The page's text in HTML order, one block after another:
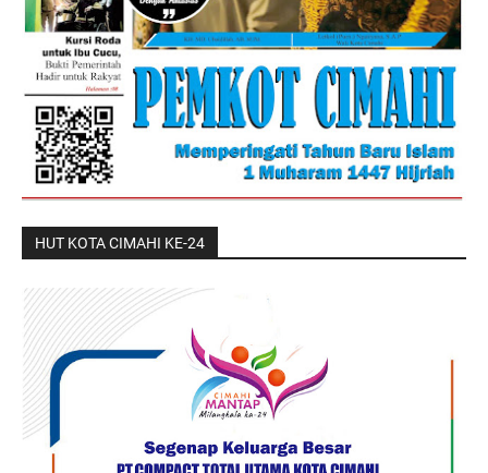
HUT KOTA CIMAHI KE-24